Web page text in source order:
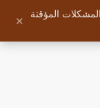
المؤقتة
✕